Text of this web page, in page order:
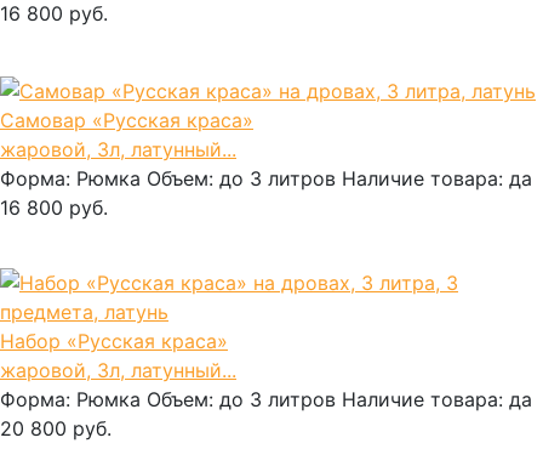
16 800 руб.
Самовар «Русская краса»
жаровой, 3л, латунный...
Форма: Рюмка Объем: до 3 литров Наличие товара: да
16 800 руб.
Набор «Русская краса»
жаровой, 3л, латунный...
Форма: Рюмка Объем: до 3 литров Наличие товара: да
20 800 руб.